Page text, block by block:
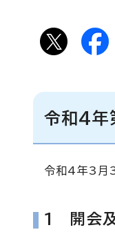
令和4年
令和4年3月
1 開会及